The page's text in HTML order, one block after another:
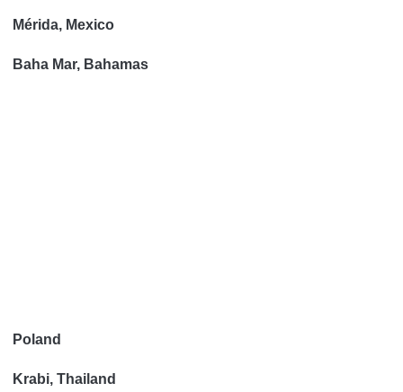
Mérida, Mexico
Baha Mar, Bahamas
Poland
Krabi, Thailand